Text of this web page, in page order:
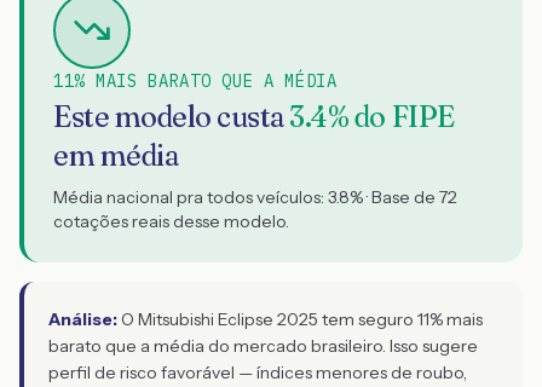
11% MAIS BARATO QUE A MÉDIA
Este modelo custa3.4% do FIPE
em média
Média nacional pra todos veículos: 3.8% · Base de 72
cotações reais desse modelo.
Análise: O Mitsubishi Eclipse 2025 tem seguro 11% mais
barato que a média do mercado brasileiro. Isso sugere
perfil de risco favorável — índices menores de roubo,